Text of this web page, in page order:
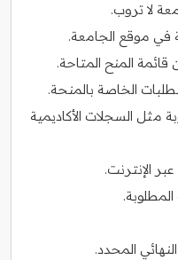
لا تروب.
في موقع الجامعة.
المنح المتاحة.
الخاصة بالمنحة.
مثل السجلات الأكاديمية
الإنترنت.
المحدد.